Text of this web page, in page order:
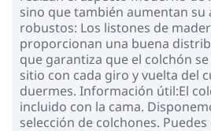
sino que también aumentan su
robustos: Los listones de
proporcionan una buena
que garantiza que el colchón
sitio con cada giro y vuelta del
duermes. Información útil:El
incluido con la cama.
selección de colchones.